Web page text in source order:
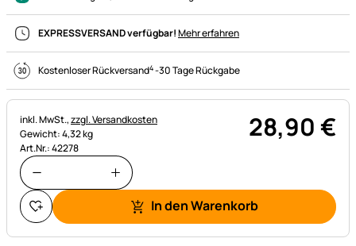
EXPRESSVERSAND verfügbar!Mehr erfahren
Kostenloser Rückversand4-30 Tage Rückgabe
Steuerhinweis:
inkl. MwSt.,zzgl. Versandkosten
Gewicht: 4,32 kg
Art.Nr.: 42278
28,90€
In den Warenkorb